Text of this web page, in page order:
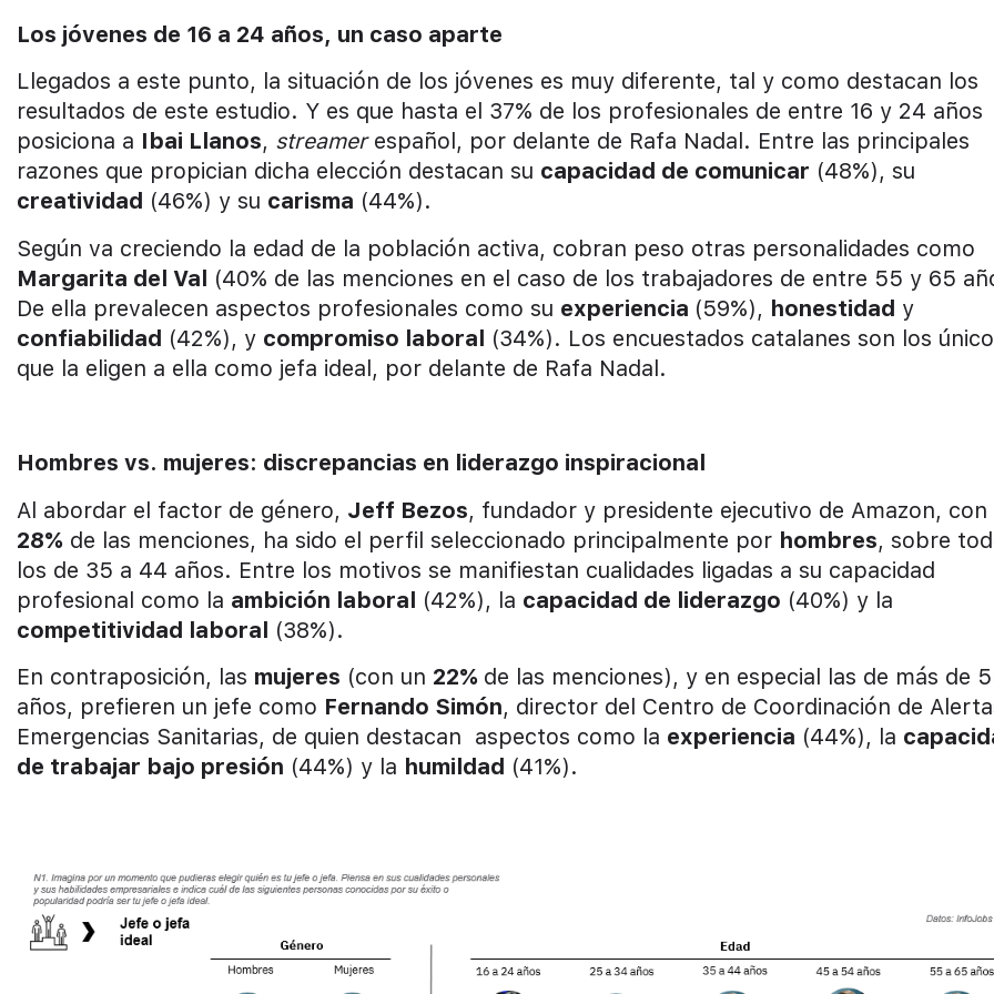
Los jóvenes de 16 a 24 años, un caso aparte
Llegados a este punto, la situación de los jóvenes es muy diferente, tal y como destacan los
resultados de este estudio. Y es que hasta el 37% de los profesionales de entre 16 y 24 años
posiciona a Ibai Llanos, streamer español, por delante de Rafa Nadal. Entre las principales
razones que propician dicha elección destacan su capacidad de comunicar (48%), su
creatividad (46%) y su carisma (44%).
Según va creciendo la edad de la población activa, cobran peso otras personalidades como
Margarita del Val (40% de las menciones en el caso de los trabajadores de entre 55 y 65
De ella prevalecen aspectos profesionales como su experiencia (59%), honestidad y
confiabilidad (42%), y compromiso laboral (34%). Los encuestados catalanes son los
que la eligen a ella como jefa ideal, por delante de Rafa Nadal.
Hombres vs. mujeres: discrepancias en liderazgo inspiracional
Al abordar el factor de género, Jeff Bezos, fundador y presidente ejecutivo de Amazon, con
28% de las menciones, ha sido el perfil seleccionado principalmente por hombres, sobre
los de 35 a 44 años. Entre los motivos se manifiestan cualidades ligadas a su capacidad
profesional como la ambición laboral (42%), la capacidad de liderazgo (40%) y la
competitividad laboral (38%).
En contraposición, las mujeres (con un 22% de las menciones), y en especial las de más de
años, prefieren un jefe como Fernando Simón, director del Centro de Coordinación de
Emergencias Sanitarias, de quien destacan aspectos como la experiencia (44%), la
de trabajar bajo presión (44%) y la humildad (41%).